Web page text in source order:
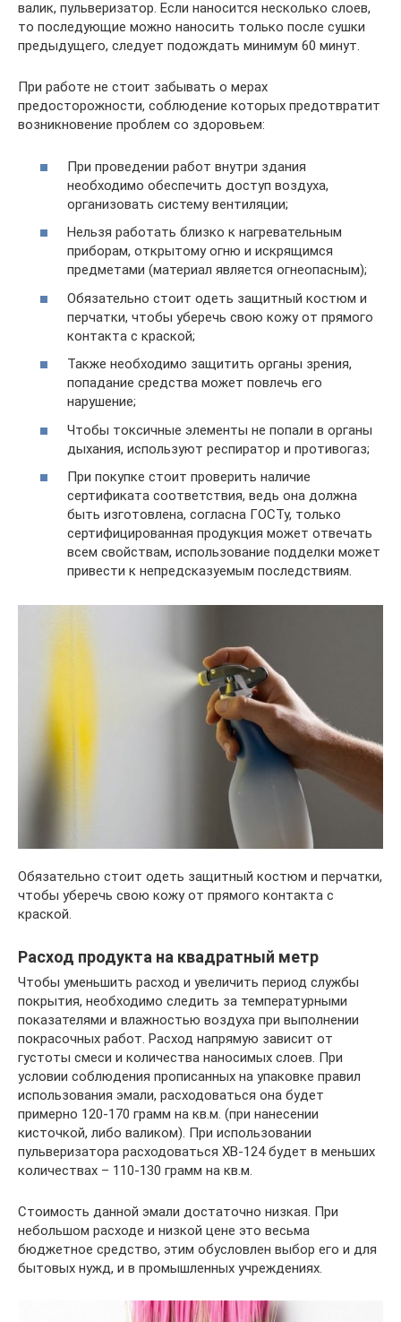
валик, пульверизатор. Если наносится несколько слоев,
то последующие можно наносить только после сушки
предыдущего, следует подождать минимум 60 минут.
При работе не стоит забывать о мерах
предосторожности, соблюдение которых предотвратит
возникновение проблем со здоровьем:
При проведении работ внутри здания
необходимо обеспечить доступ воздуха,
организовать систему вентиляции;
Нельзя работать близко к нагревательным
приборам, открытому огню и искрящимся
предметами (материал является огнеопасным);
Обязательно стоит одеть защитный костюм и
перчатки, чтобы уберечь свою кожу от прямого
контакта с краской;
Также необходимо защитить органы зрения,
попадание средства может повлечь его
нарушение;
Чтобы токсичные элементы не попали в органы
дыхания, используют респиратор и противогаз;
При покупке стоит проверить наличие
сертификата соответствия, ведь она должна
быть изготовлена, согласна ГОСТу, только
сертифицированная продукция может отвечать
всем свойствам, использование подделки может
привести к непредсказуемым последствиям.
Обязательно стоит одеть защитный костюм и перчатки,
чтобы уберечь свою кожу от прямого контакта с
краской.
Расход продукта на квадратный метр
Чтобы уменьшить расход и увеличить период службы
покрытия, необходимо следить за температурными
показателями и влажностью воздуха при выполнении
покрасочных работ. Расход напрямую зависит от
густоты смеси и количества наносимых слоев. При
условии соблюдения прописанных на упаковке правил
использования эмали, расходоваться она будет
примерно 120-170 грамм на кв.м. (при нанесении
кисточкой, либо валиком). При использовании
пульверизатора расходоваться ХВ-124 будет в меньших
количествах – 110-130 грамм на кв.м.
Стоимость данной эмали достаточно низкая. При
небольшом расходе и низкой цене это весьма
бюджетное средство, этим обусловлен выбор его и для
бытовых нужд, и в промышленных учреждениях.